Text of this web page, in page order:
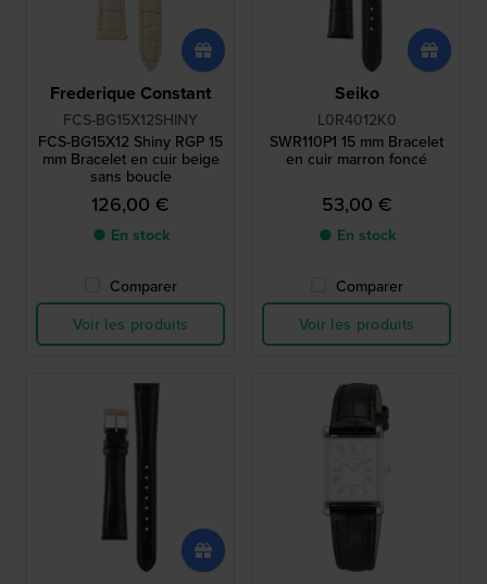
Frederique Constant
FCS-BG15X12SHINY
FCS-BG15X12 Shiny RGP 15
mm Bracelet en cuir beige
sans boucle
126,00 €
● En stock
Comparer
Voir les produits
Seiko
L0R4012K0
SWR110P1 15 mm Bracelet
en cuir marron foncé
53,00 €
● En stock
Comparer
Voir les produits